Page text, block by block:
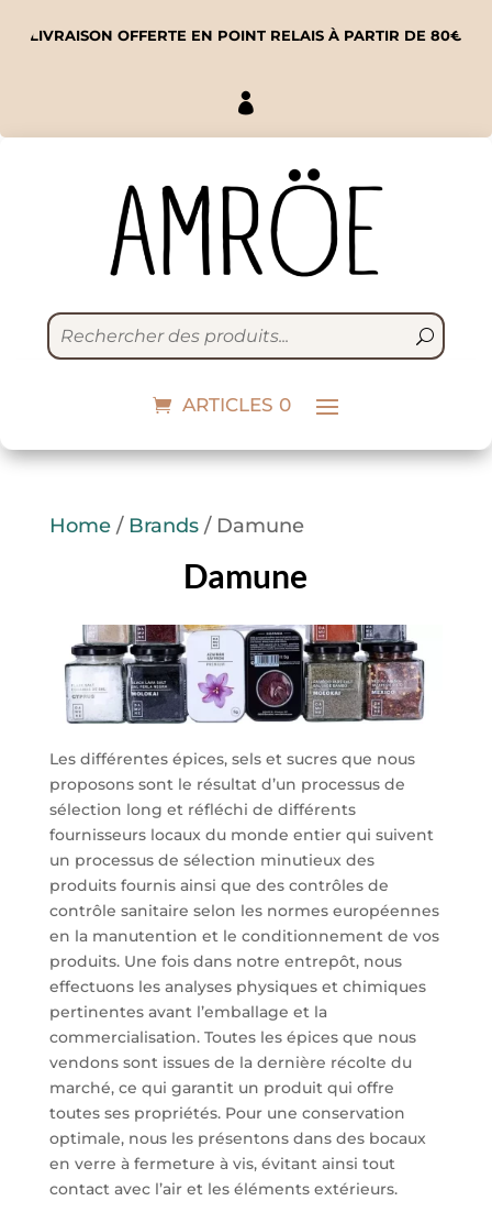
LIVRAISON OFFERTE EN POINT RELAIS À PARTIR DE 80€

ARTICLES 0
Home/ Brands/ Damune
Damune
Les différentes épices, sels et sucres que nous
proposons sont le résultat d’un processus de
sélection long et réfléchi de différents
fournisseurs locaux du monde entier qui suivent
un processus de sélection minutieux des
produits fournis ainsi que des contrôles de
contrôle sanitaire selon les normes européennes
en la manutention et le conditionnement de vos
produits. Une fois dans notre entrepôt, nous
effectuons les analyses physiques et chimiques
pertinentes avant l’emballage et la
commercialisation. Toutes les épices que nous
vendons sont issues de la dernière récolte du
marché, ce qui garantit un produit qui offre
toutes ses propriétés. Pour une conservation
optimale, nous les présentons dans des bocaux
en verre à fermeture à vis, évitant ainsi tout
contact avec l’air et les éléments extérieurs.
Lacets réfléchissants |
10,00
€